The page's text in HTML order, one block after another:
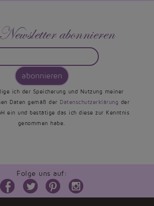
abonnieren
abonnieren
ich der Speicherung und Nutzung meiner
Daten gemäß der Datenschutzerklärung der
ein und bestätige das ich diese zur Kenntnis
genommen habe.
Folge uns auf: